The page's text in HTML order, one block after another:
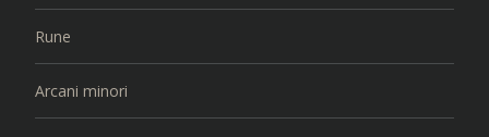
Rune
Arcani minori